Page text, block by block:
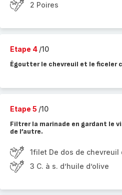
2 Poires
Etape 4 /10
Égoutter le chevreuil et le ficeler
Etape 5 /10
Filtrer la marinade en gardant le
de l’autre.
1filet De dos de chevreuil
3 C. à s. d’huile d’olive